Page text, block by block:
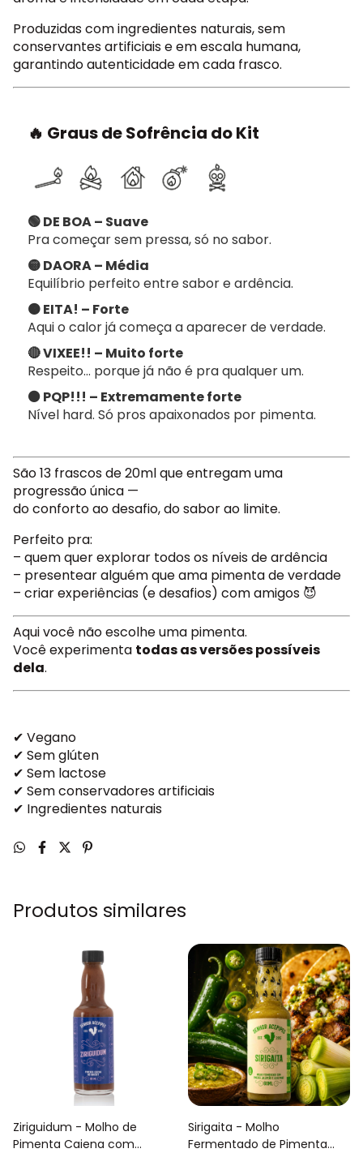
Produzidas com ingredientes naturais, sem
conservantes artificiais e em escala humana,
garantindo autenticidade em cada frasco.
🔥 Graus de Sofrência do Kit
🟢 DE BOA – Suave
Pra começar sem pressa, só no sabor.
🟡 DAORA – Média
Equilíbrio perfeito entre sabor e ardência.
🟠 EITA! – Forte
Aqui o calor já começa a aparecer de verdade.
🔴 VIXEE!! – Muito forte
Respeito… porque já não é pra qualquer um.
⚫ PQP!!! – Extremamente forte
Nível hard. Só pros apaixonados por pimenta.
São 13 frascos de 20ml que entregam uma
progressão única —
do conforto ao desafio, do sabor ao limite.
Perfeito pra:
– quem quer explorar todos os níveis de ardência
– presentear alguém que ama pimenta de verdade
– criar experiências (e desafios) com amigos 😈
Aqui você não escolhe uma pimenta.
Você experimenta todas as versões possíveis
dela.
✔ Vegano
✔ Sem glúten
✔ Sem lactose
✔ Sem conservadores artificiais
✔ Ingredientes naturais
Produtos similares
Ziriguidum - Molho de
Pimenta Caiena com
Sirigaita - Molho
Fermentado de Pimenta